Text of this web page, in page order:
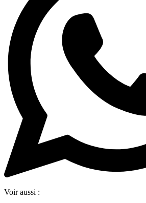
Voir aussi :